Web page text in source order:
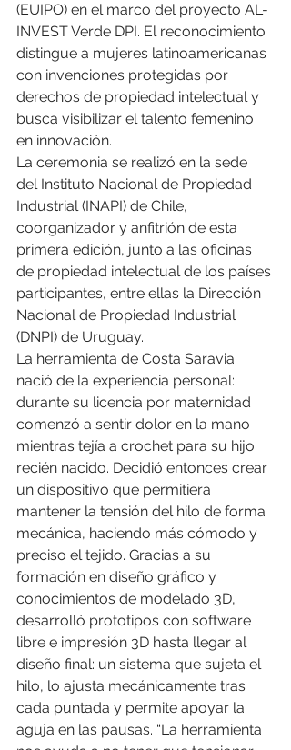
(EUIPO) en el marco del proyecto AL-
INVEST Verde DPI. El reconocimiento
distingue a mujeres latinoamericanas
con invenciones protegidas por
derechos de propiedad intelectual y
busca visibilizar el talento femenino
en innovación.
La ceremonia se realizó en la sede
del Instituto Nacional de Propiedad
Industrial (INAPI) de Chile,
coorganizador y anfitrión de esta
primera edición, junto a las oficinas
de propiedad intelectual de los países
participantes, entre ellas la Dirección
Nacional de Propiedad Industrial
(DNPI) de Uruguay.
La herramienta de Costa Saravia
nació de la experiencia personal:
durante su licencia por maternidad
comenzó a sentir dolor en la mano
mientras tejía a crochet para su hijo
recién nacido. Decidió entonces crear
un dispositivo que permitiera
mantener la tensión del hilo de forma
mecánica, haciendo más cómodo y
preciso el tejido. Gracias a su
formación en diseño gráfico y
conocimientos de modelado 3D,
desarrolló prototipos con software
libre e impresión 3D hasta llegar al
diseño final: un sistema que sujeta el
hilo, lo ajusta mecánicamente tras
cada puntada y permite apoyar la
aguja en las pausas. “La herramienta